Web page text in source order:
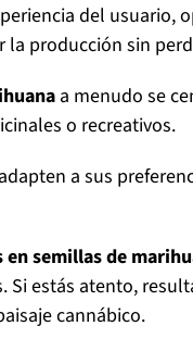
del
producción sin
a menudo se
o recreativos.
a sus
en semillas de
Si estás atento,
cannábico.